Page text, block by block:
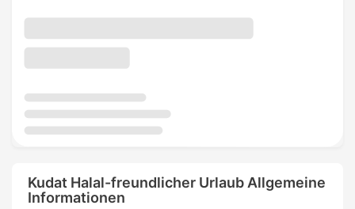
Kudat Halal-freundlicher Urlaub Allgemeine
Informationen